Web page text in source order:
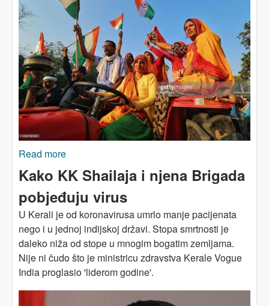
Read more
neoliberalne otimačine
Kako KK Shailaja i njena Brigada
pobjeđuju virus
U Kerali je od koronavirusa umrlo manje pacijenata
nego i u jednoj indijskoj državi. Stopa smrtnosti je
daleko niža od stope u mnogim bogatim zemljama.
Nije ni čudo što je ministricu zdravstva Kerale Vogue
India proglasio 'liderom godine'.